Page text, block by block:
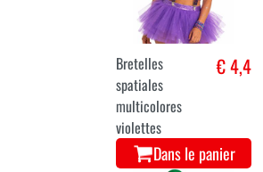
Bretelles
spatiales
multicolores
violettes
€ 4,4
Dans le panier